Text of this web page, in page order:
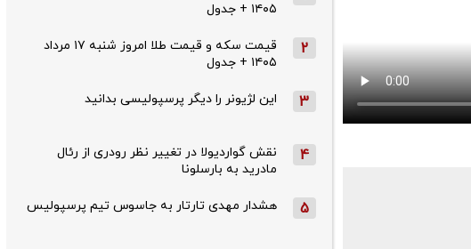
۱۴۰۵ + جدول
2
قیمت سکه و قیمت طلا امروز شنبه ۱۷ مرداد
۱۴۰۵ + جدول
3 این لژیونر را دیگر پرسپولیسی بدانید
4
نقش گواردیولا در تغییر نظر رودری از رئال
مادرید به بارسلونا
5 هشدار مهدی تارتار به جاسوس تیم پرسپولیس